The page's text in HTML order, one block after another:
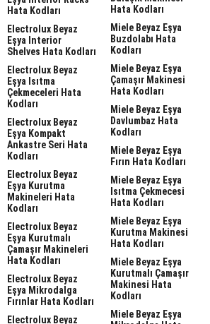
Hata Kodları
Electrolux Beyaz
Eşya Interior
Shelves Hata Kodları
Electrolux Beyaz
Eşya Isıtma
Çekmeceleri Hata
Kodları
Electrolux Beyaz
Eşya Kompakt
Ankastre Seri Hata
Kodları
Electrolux Beyaz
Eşya Kurutma
Makineleri Hata
Kodları
Electrolux Beyaz
Eşya Kurutmalı
Çamaşır Makineleri
Hata Kodları
Electrolux Beyaz
Eşya Mikrodalga
Fırınlar Hata Kodları
Electrolux Beyaz
Hata Kodları
Miele Beyaz Eşya
Buzdolabı Hata
Kodları
Miele Beyaz Eşya
Çamaşır Makinesi
Hata Kodları
Miele Beyaz Eşya
Davlumbaz Hata
Kodları
Miele Beyaz Eşya
Fırın Hata Kodları
Miele Beyaz Eşya
Isıtma Çekmecesi
Hata Kodları
Miele Beyaz Eşya
Kurutma Makinesi
Hata Kodları
Miele Beyaz Eşya
Kurutmalı Çamaşır
Makinesi Hata
Kodları
Miele Beyaz Eşya